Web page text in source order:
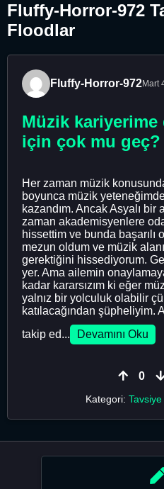
Fluffy-Horror-972
Floodlar
Fluffy-Horror-972Mart
Müzik kariyerime
için çok mu geç?
Her zaman müzik
boyunca müzik
kazandım. Ancak Asyalı
zaman akademisyenlere
hissettim ve bunda başarılı
mezun oldum ve müzik
gerektiğini hissediyorum.
yer. Ama ailemin
kadar kararsızım ki eğer
yalnız bir yolculuk olabilir
katılacağından şüpheliyim.
takip ed...
Devamını Oku
0
Kategori: